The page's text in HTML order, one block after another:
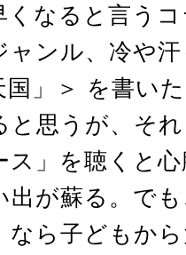
くなると言う
ャンル、冷や
国」＞ を書い
と思うが、そ
ス」を聴くと
出が蘇る。で
なら子どもか